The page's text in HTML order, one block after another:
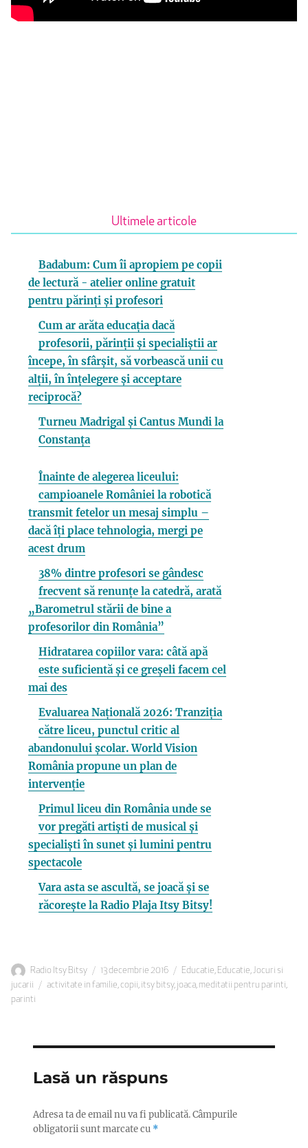
Ultimele articole
Badabum: Cum îi apropiem pe copii
de lectură - atelier online gratuit
pentru părinți și profesori
Cum ar arăta educația dacă
profesorii, părinții și specialiștii ar
începe, în sfârșit, să vorbească unii cu
alții, în înțelegere și acceptare
reciprocă?
Turneu Madrigal și Cantus Mundi la
Constanța
Înainte de alegerea liceului:
campioanele României la robotică
transmit fetelor un mesaj simplu –
dacă îți place tehnologia, mergi pe
acest drum
38% dintre profesori se gândesc
frecvent să renunțe la catedră, arată
„Barometrul stării de bine a
profesorilor din România”
Hidratarea copiilor vara: câtă apă
este suficientă și ce greșeli facem cel
mai des
Evaluarea Națională 2026: Tranziția
către liceu, punctul critic al
abandonului școlar. World Vision
România propune un plan de
intervenție
Primul liceu din România unde se
vor pregăti artiști de musical și
specialiști în sunet și lumini pentru
spectacole
Vara asta se ascultă, se joacă și se
răcorește la Radio Plaja Itsy Bitsy!
Autor
Radio Itsy Bitsy
Publicat
pe
13 decembrie 2016 Categorii
Educatie, Educatie,Jocuri si
jucarii
Etichete
activitate in familie,copii, itsy bitsy, joaca, meditatii pentru parinti,
parinti
Lasă un răspuns
Adresa ta de email nu va fi publicată.Câmpurile
obligatorii sunt marcate cu *